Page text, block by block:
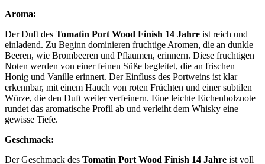
Aroma:
Der Duft des Tomatin Port Wood Finish 14 Jahre ist reich und
einladend. Zu Beginn dominieren fruchtige Aromen, die an dunkle
Beeren, wie Brombeeren und Pflaumen, erinnern. Diese fruchtigen
Noten werden von einer feinen Süße begleitet, die an frischen
Honig und Vanille erinnert. Der Einfluss des Portweins ist klar
erkennbar, mit einem Hauch von roten Früchten und einer subtilen
Würze, die den Duft weiter verfeinern. Eine leichte Eichenholznote
rundet das aromatische Profil ab und verleiht dem Whisky eine
gewisse Tiefe.
Geschmack:
Der Geschmack des Tomatin Port Wood Finish 14 Jahre ist voll